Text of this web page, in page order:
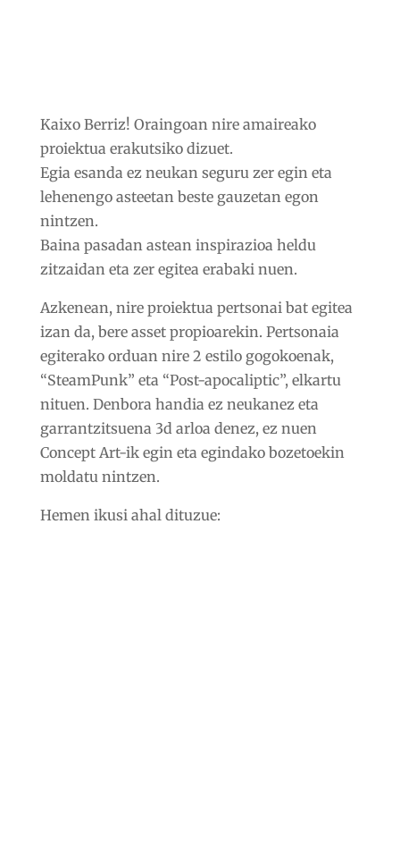
Kaixo Berriz! Oraingoan nire amaireako
proiektua erakutsiko dizuet.
Egia esanda ez neukan seguru zer egin eta
lehenengo asteetan beste gauzetan egon
nintzen.
Baina pasadan astean inspirazioa heldu
zitzaidan eta zer egitea erabaki nuen.
Azkenean, nire proiektua pertsonai bat egitea
izan da, bere asset propioarekin. Pertsonaia
egiterako orduan nire 2 estilo gogokoenak,
“SteamPunk” eta “Post-apocaliptic”, elkartu
nituen. Denbora handia ez neukanez eta
garrantzitsuena 3d arloa denez, ez nuen
Concept Art-ik egin eta egindako bozetoekin
moldatu nintzen.
Hemen ikusi ahal dituzue: